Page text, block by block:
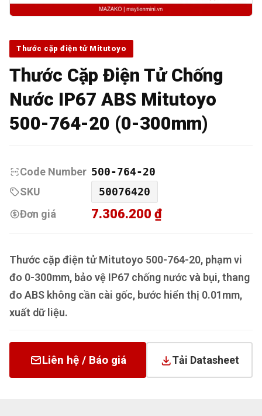
Thước cặp điện tử Mitutoyo
Thước Cặp Điện Tử Chống
Nước IP67 ABS Mitutoyo
500-764-20 (0-300mm)
Code Number 500-764-20
SKU
50076420
Đơn giá
7.306.200 ₫
Thước cặp điện tử Mitutoyo 500-764-20, phạm vi
đo 0-300mm, bảo vệ IP67 chống nước và bụi, thang
đo ABS không cần cài gốc, bước hiển thị 0.01mm,
xuất dữ liệu.
Liên hệ / Báo giá Tải Datasheet